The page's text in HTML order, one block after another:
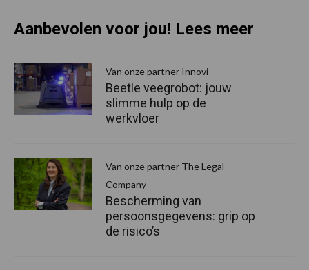
Aanbevolen voor jou! Lees meer
Van onze partner Innovi
Beetle veegrobot: jouw
slimme hulp op de
werkvloer
Van onze partner The Legal
Company
Bescherming van
persoonsgegevens: grip op
de risico’s